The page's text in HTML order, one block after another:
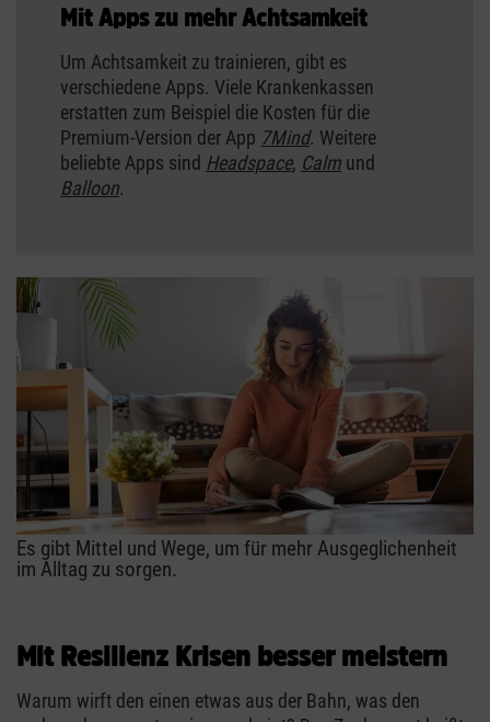
Mit Apps zu mehr Achtsamkeit
Um Achtsamkeit zu trainieren, gibt es
verschiedene Apps. Viele Krankenkassen
erstatten zum Beispiel die Kosten für die
Premium-Version der App 7Mind. Weitere
beliebte Apps sind Headspace, Calm und
Balloon.
Es gibt Mittel und Wege, um für mehr Ausgeglichenheit
im Alltag zu sorgen.
Mit Resilienz Krisen besser meistern
Warum wirft den einen etwas aus der Bahn, was den